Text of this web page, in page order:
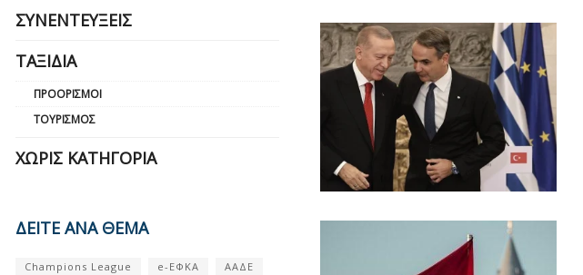
ΣΥΝΕΝΤΕΎΞΕΙΣ
ΤΑΞΊΔΙΑ
ΠΡΟΟΡΙΣΜΟΊ
ΤΟΥΡΙΣΜΌΣ
ΧΩΡΊΣ ΚΑΤΗΓΟΡΊΑ
ΔΕΙΤΕ ΑΝΑ ΘΕΜΑ
Champions League e-ΕΦΚΑ
ΑΑΔΕ